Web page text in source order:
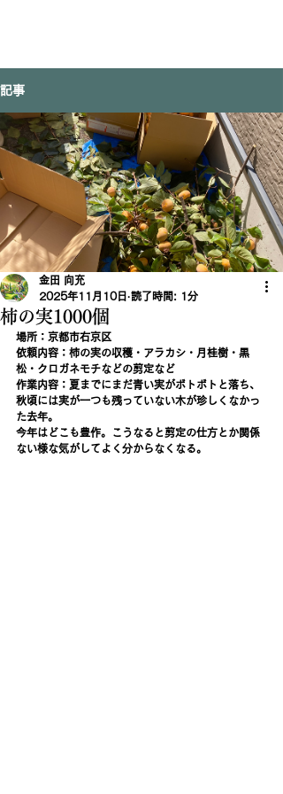
記事
柿の実1000個
金田 向充
2025年11月10日 読了時間: 1分
場所：京都市右京区
依頼内容：柿の実の収穫・アラカシ・月桂樹・黒
松・クロガネモチなどの剪定など
作業内容：夏までにまだ青い実がボトボトと落ち、
秋頃には実が一つも残っていない木が珍しくなかっ
た去年。
今年はどこも豊作。こうなると剪定の仕方とか関係
ない様な気がしてよく分からなくなる。